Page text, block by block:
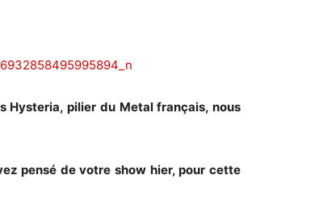
Hysteria, pilier du Metal français, nous
pensé de votre show hier, pour cette